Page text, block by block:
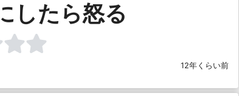
したら怒る
12年くらい前